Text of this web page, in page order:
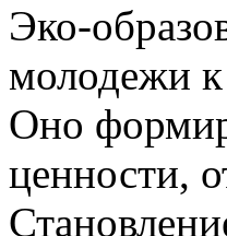
Эко-
молодежи к
Оно
ценности,